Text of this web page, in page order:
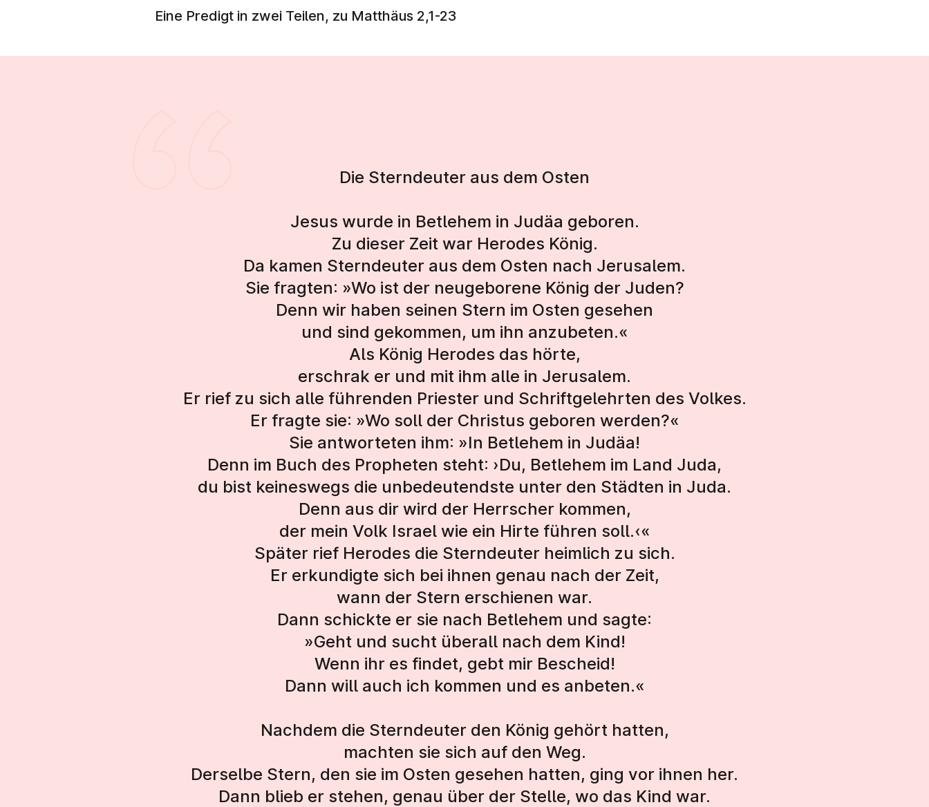
Eine Predigt in zwei Teilen, zu Matthäus 2,1-23
Die Sterndeuter aus dem Osten
Jesus wurde in Betlehem in Judäa geboren.
Zu dieser Zeit war Herodes König.
Da kamen Sterndeuter aus dem Osten nach Jerusalem.
Sie fragten: »Wo ist der neugeborene König der Juden?
Denn wir haben seinen Stern im Osten gesehen
und sind gekommen, um ihn anzubeten.«
Als König Herodes das hörte,
erschrak er und mit ihm alle in Jerusalem.
Er rief zu sich alle führenden Priester und Schriftgelehrten des Volkes.
Er fragte sie: »Wo soll der Christus geboren werden?«
Sie antworteten ihm: »In Betlehem in Judäa!
Denn im Buch des Propheten steht: ›Du, Betlehem im Land Juda,
du bist keineswegs die unbedeutendste unter den Städten in Juda.
Denn aus dir wird der Herrscher kommen,
der mein Volk Israel wie ein Hirte führen soll.‹«
Später rief Herodes die Sterndeuter heimlich zu sich.
Er erkundigte sich bei ihnen genau nach der Zeit,
wann der Stern erschienen war.
Dann schickte er sie nach Betlehem und sagte:
»Geht und sucht überall nach dem Kind!
Wenn ihr es findet, gebt mir Bescheid!
Dann will auch ich kommen und es anbeten.«
Nachdem die Sterndeuter den König gehört hatten,
machten sie sich auf den Weg.
Derselbe Stern, den sie im Osten gesehen hatten, ging vor ihnen her.
Dann blieb er stehen, genau über der Stelle, wo das Kind war.